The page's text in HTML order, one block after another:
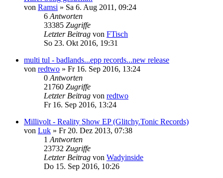
von Ramsi » Sa 6. Aug 2011, 09:24
6 Antworten
33385 Zugriffe
Letzter Beitrag von FTisch
So 23. Okt 2016, 19:31
multi tul - badlands...epp records...new release
von redtwo » Fr 16. Sep 2016, 13:24
0 Antworten
21760 Zugriffe
Letzter Beitrag von redtwo
Fr 16. Sep 2016, 13:24
Millivolt - Reality Show EP (Glitchy.Tonic Records)
von Luk » Fr 20. Dez 2013, 07:38
1 Antworten
23732 Zugriffe
Letzter Beitrag von Wadyinside
Do 15. Sep 2016, 10:26